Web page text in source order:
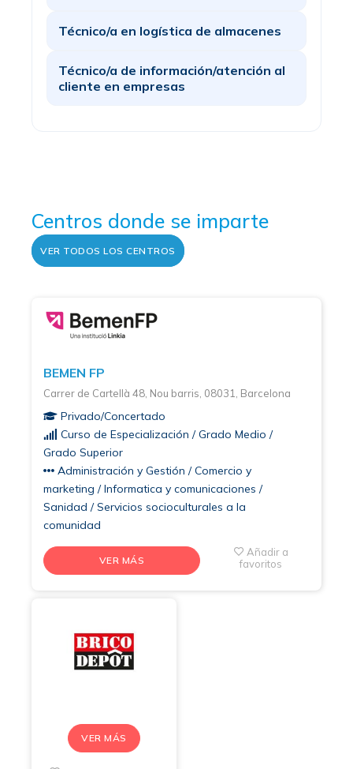
Técnico/a en logística de almacenes
Técnico/a de información/atención al
cliente en empresas
Centros donde se imparte
VER TODOS LOS CENTROS
BEMEN FP
Carrer de Cartellà 48, Nou barris, 08031, Barcelona
Privado/Concertado
Curso de Especialización / Grado Medio /
Grado Superior
Administración y Gestión / Comercio y
marketing / Informatica y comunicaciones /
Sanidad / Servicios socioculturales a la
comunidad
VER MÁS
Añadir a
favoritos
VER MÁS